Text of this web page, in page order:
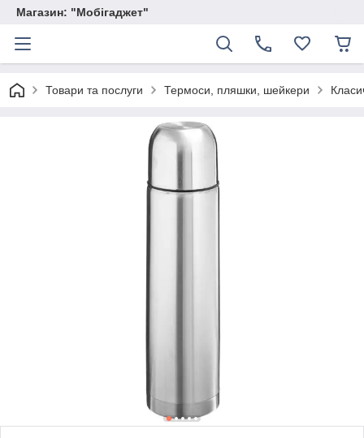
Магазин: "Мобігаджет"
Товари та послуги Термоси, пляшки, шейкери